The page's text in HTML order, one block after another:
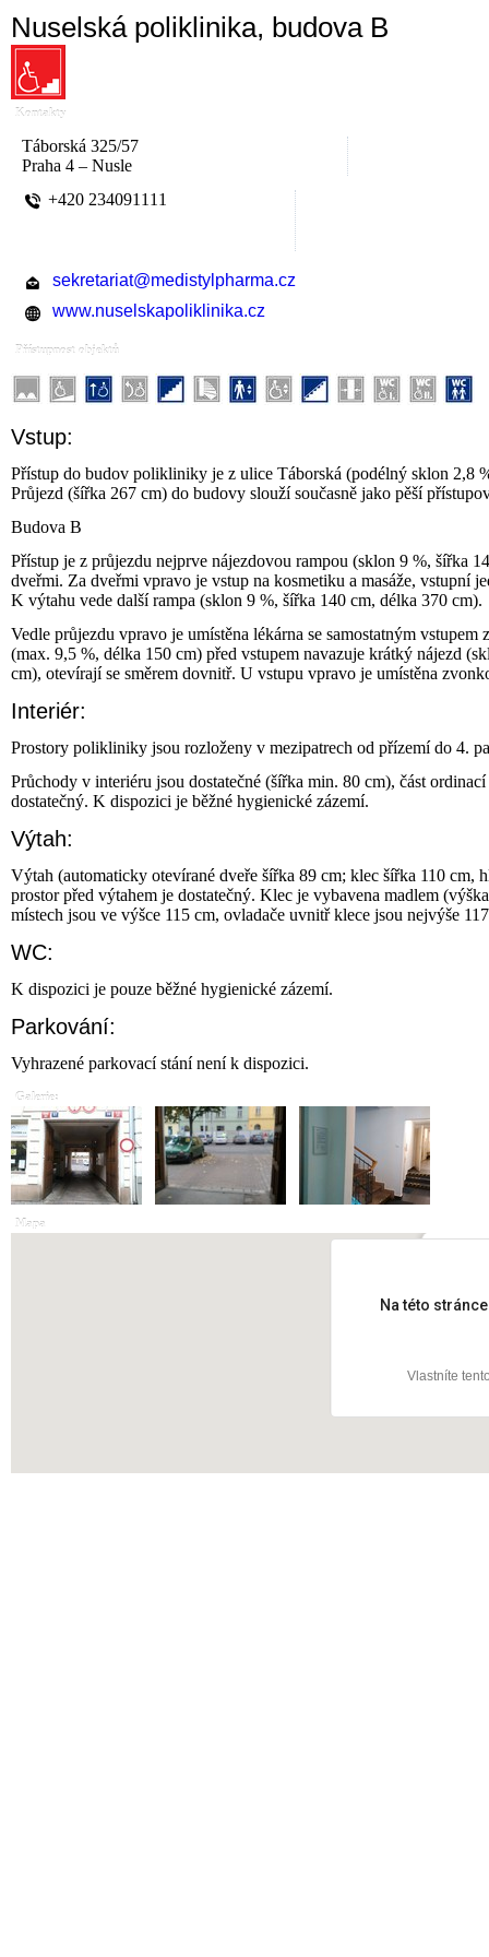
Nuselská poliklinika, budova B
Kontakty
Táborská 325/57
Praha 4 – Nusle
+420 234091111
sekretariat@medistylpharma.cz
www.nuselskapoliklinika.cz
Přístupnost objektů
Vstup:
Přístup do budov polikliniky je z ulice Táborská (podélný sklon 2,8
Průjezd (šířka 267 cm) do budovy slouží současně jako pěší
Budova B
Přístup je z průjezdu nejprve nájezdovou rampou (sklon 9 %, šířka
dveřmi. Za dveřmi vpravo je vstup na kosmetiku a masáže, vstupní
K výtahu vede další rampa (sklon 9 %, šířka 140 cm, délka 370 cm).
Vedle průjezdu vpravo je umístěna lékárna se samostatným
(max. 9,5 %, délka 150 cm) před vstupem navazuje krátký nájezd
cm), otevírají se směrem dovnitř. U vstupu vpravo je umístěna
Interiér:
Prostory polikliniky jsou rozloženy v mezipatrech od přízemí do 4.
Průchody v interiéru jsou dostatečné (šířka min. 80 cm), část
dostatečný. K dispozici je běžné hygienické zázemí.
Výtah:
Výtah (automaticky otevírané dveře šířka 89 cm; klec šířka 110 cm,
prostor před výtahem je dostatečný. Klec je vybavena madlem
místech jsou ve výšce 115 cm, ovladače uvnitř klece jsou nejvýše
WC:
K dispozici je pouze běžné hygienické zázemí.
Parkování:
Vyhrazené parkovací stání není k dispozici.
Galerie:
Mapa
Na této
Vlastníte